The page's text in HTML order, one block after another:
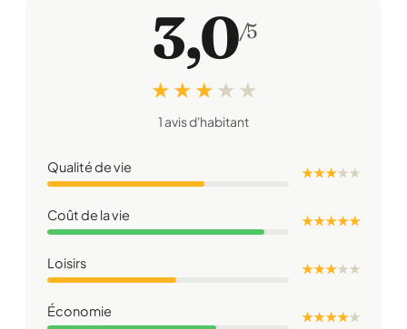
3,0/5
★ ★ ★ ★ ★
1 avis d'habitant
Qualité de vie ★ ★ ★★★
Coût de la vie ★ ★ ★ ★ ★
Loisirs ★ ★ ★★★
Économie ★ ★ ★ ★★